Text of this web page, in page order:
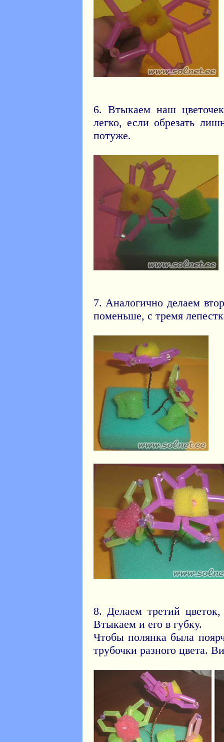
6. Втыкаем наш
легко, если обрезать
потуже.
7. Аналогично делаем
поменьше, с тремя
8. Делаем третий
Втыкаем и его в губку.
Чтобы полянка была
трубочки разного цвета.